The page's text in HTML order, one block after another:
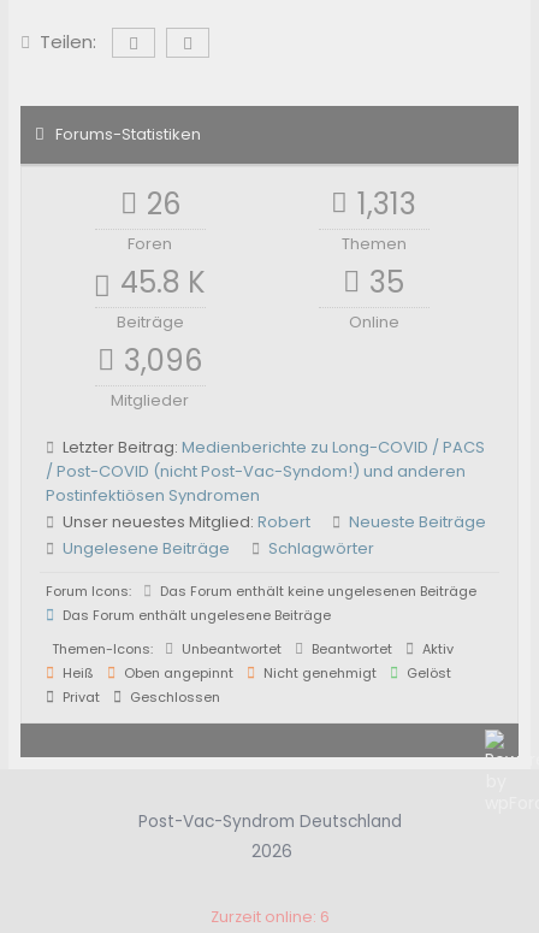
Teilen:
Forums-Statistiken
26
Foren
1,313
Themen
45.8 K
Beiträge
35
Online
3,096
Mitglieder
Letzter Beitrag: Medienberichte zu Long-COVID / PACS
/ Post-COVID (nicht Post-Vac-Syndom!) und anderen
Postinfektiösen Syndromen
Unser neuestes Mitglied: Robert
Neueste Beiträge
Ungelesene Beiträge
Schlagwörter
Forum Icons:
Das Forum enthält keine ungelesenen Beiträge
Das Forum enthält ungelesene Beiträge
Themen-Icons:
Unbeantwortet Beantwortet
Aktiv
Heiß
Oben angepinnt Nicht genehmigt
Gelöst
Privat
Geschlossen
Post-Vac-Syndrom Deutschland
2026
Zurzeit online: 6